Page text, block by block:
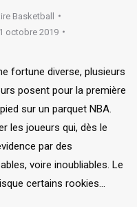
Basketball
octobre 2019
fortune diverse, plusieurs
posent pour la première
sur un parquet NBA.
les joueurs qui, dès le
par des
voire inoubliables. Le
certains rookies…